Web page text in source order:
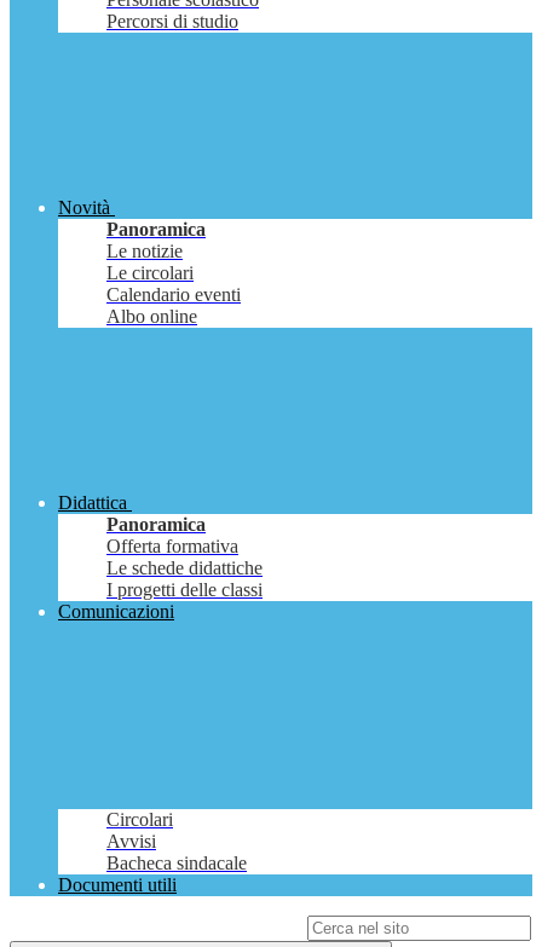
Percorsi di studio
Novità
Panoramica
Le notizie
Le circolari
Calendario eventi
Albo online
Didattica
Panoramica
Offerta formativa
Le schede didattiche
I progetti delle classi
Comunicazioni
Circolari
Avvisi
Bacheca sindacale
Documenti utili